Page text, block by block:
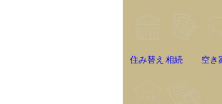
住み替え 相続 空き